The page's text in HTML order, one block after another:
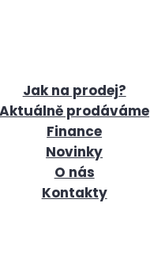
Jak na prodej?
Aktuálně prodáváme
Finance
Novinky
O nás
Kontakty